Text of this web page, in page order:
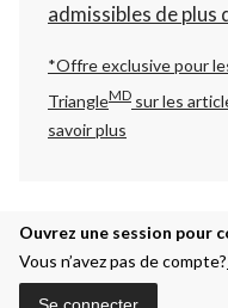
admissibles de plus
*Offre exclusive pour
TriangleMD sur les
savoir plus
Ouvrez une session pour
Vous n’avez pas de compte?
Se connecter